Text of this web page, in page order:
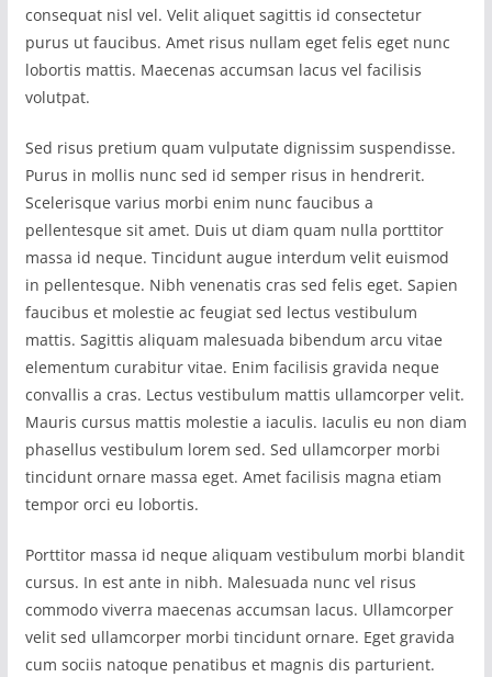
consequat nisl vel. Velit aliquet sagittis id consectetur
purus ut faucibus. Amet risus nullam eget felis eget nunc
lobortis mattis. Maecenas accumsan lacus vel facilisis
volutpat.
Sed risus pretium quam vulputate dignissim suspendisse.
Purus in mollis nunc sed id semper risus in hendrerit.
Scelerisque varius morbi enim nunc faucibus a
pellentesque sit amet. Duis ut diam quam nulla porttitor
massa id neque. Tincidunt augue interdum velit euismod
in pellentesque. Nibh venenatis cras sed felis eget. Sapien
faucibus et molestie ac feugiat sed lectus vestibulum
mattis. Sagittis aliquam malesuada bibendum arcu vitae
elementum curabitur vitae. Enim facilisis gravida neque
convallis a cras. Lectus vestibulum mattis ullamcorper velit.
Mauris cursus mattis molestie a iaculis. Iaculis eu non diam
phasellus vestibulum lorem sed. Sed ullamcorper morbi
tincidunt ornare massa eget. Amet facilisis magna etiam
tempor orci eu lobortis.
Porttitor massa id neque aliquam vestibulum morbi blandit
cursus. In est ante in nibh. Malesuada nunc vel risus
commodo viverra maecenas accumsan lacus. Ullamcorper
velit sed ullamcorper morbi tincidunt ornare. Eget gravida
cum sociis natoque penatibus et magnis dis parturient.